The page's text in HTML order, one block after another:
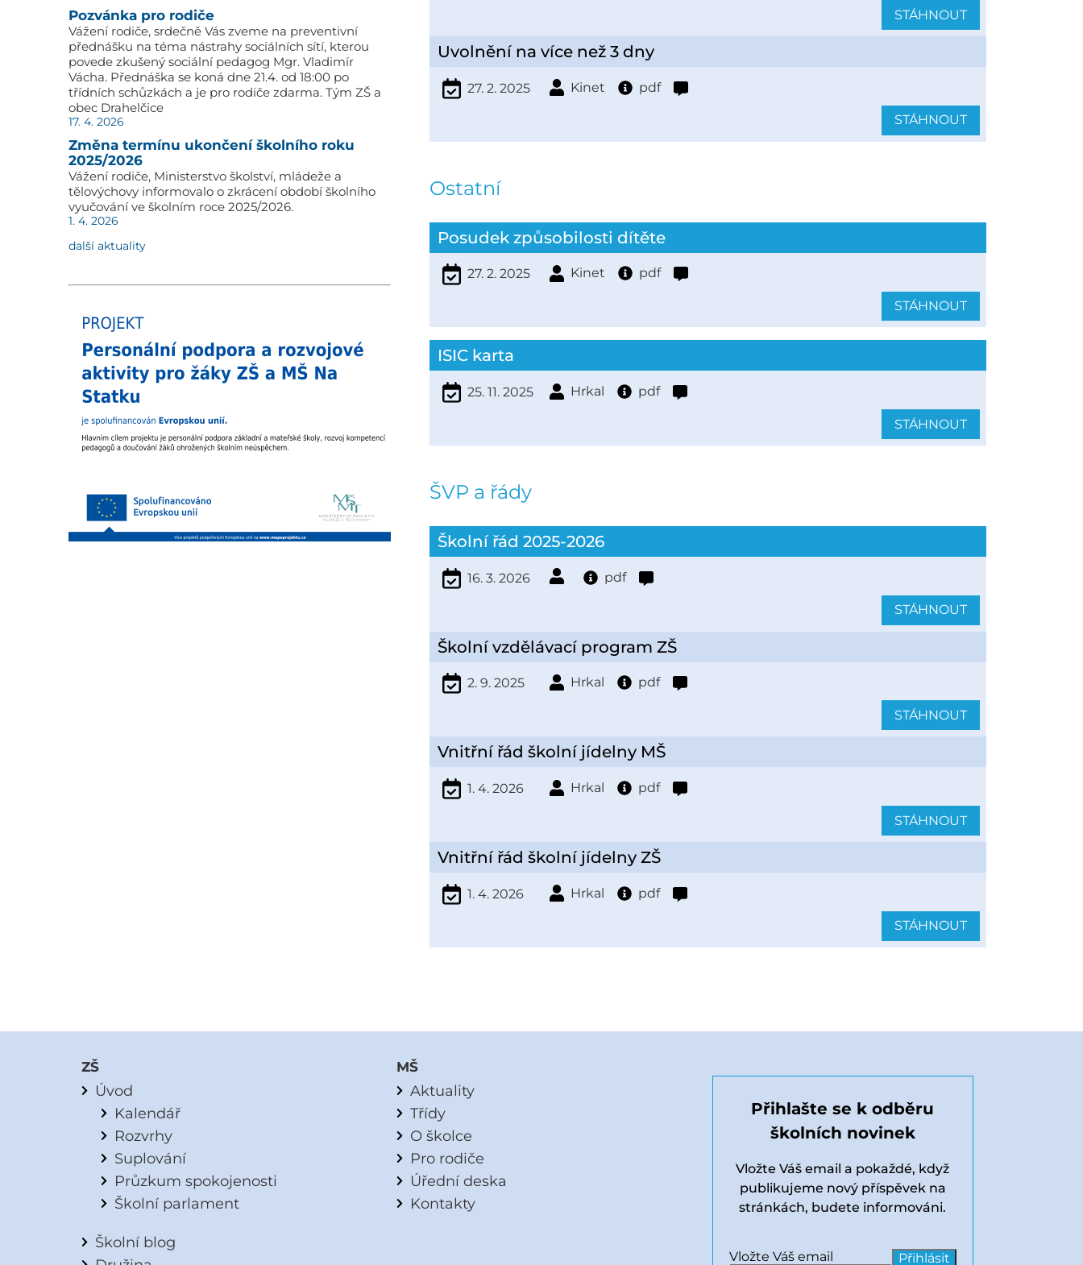
Pozvánka pro rodiče
Vážení rodiče, srdečně Vás zveme na preventivní
přednášku na téma nástrahy sociálních sítí, kterou
povede zkušený sociální pedagog Mgr. Vladimír
Vácha. Přednáška se koná dne 21.4. od 18:00 po
třídních schůzkách a je pro rodiče zdarma. Tým ZŠ a
obec Drahelčice
17. 4. 2026
Změna termínu ukončení školního roku
2025/2026
Vážení rodiče, Ministerstvo školství, mládeže a
tělovýchovy informovalo o zkrácení období školního
vyučování ve školním roce 2025/2026.
1. 4. 2026
další aktuality
STÁHNOUT
Uvolnění na více než 3 dny
27. 2. 2025 Kinet pdf
STÁHNOUT
Ostatní
Posudek způsobilosti dítěte
27. 2. 2025 Kinet pdf
STÁHNOUT
ISIC karta
25. 11. 2025 Hrkal pdf
STÁHNOUT
ŠVP a řády
Školní řád 2025-2026
16. 3. 2026 pdf
STÁHNOUT
Školní vzdělávací program ZŠ
2. 9. 2025 Hrkal pdf
STÁHNOUT
Vnitřní řád školní jídelny MŠ
1. 4. 2026 Hrkal pdf
STÁHNOUT
Vnitřní řád školní jídelny ZŠ
1. 4. 2026 Hrkal pdf
STÁHNOUT
ZŠ
Úvod
Kalendář
Rozvrhy
Suplování
Průzkum spokojenosti
Školní parlament
Školní blog
MŠ
Aktuality
Třídy
O školce
Pro rodiče
Úřední deska
Kontakty
Přihlašte se k odběru
školních novinek
Vložte Váš email a pokaždé, když
publikujeme nový příspěvek na
stránkách, budete informováni.
Vložte Váš email